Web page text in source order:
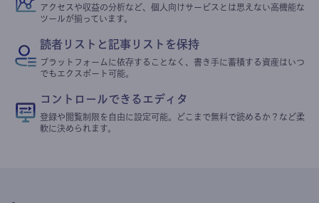
アクセスや収益の分析など、個人向けサービスとは思えない高機能な
ツールが揃っています。
読者リストと記事リストを保持
プラットフォームに依存することなく、書き手に蓄積する資産はいつ
でもエクスポート可能。
コントロールできるエディタ
登録や閲覧制限を自由に設定可能。どこまで無料で読めるか？など柔
軟に決められます。